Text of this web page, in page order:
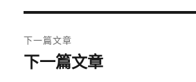
覽
文
章:
下一篇文章
下
下一篇文章